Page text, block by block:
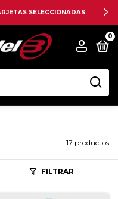
SELECCIONADAS
0
17 productos
FILTRAR